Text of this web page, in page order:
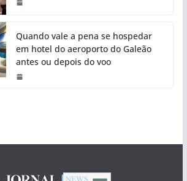
Quando vale a pena se hospedar
em hotel do aeroporto do Galeão
antes ou depois do voo